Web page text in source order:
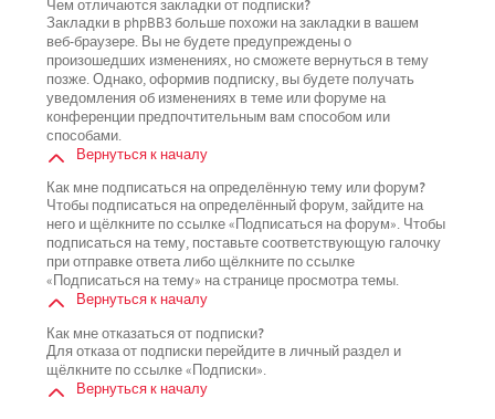
Чем отличаются закладки от подписки?
Закладки в phpBB3 больше похожи на закладки в вашем
веб-браузере. Вы не будете предупреждены о
произошедших изменениях, но сможете вернуться в тему
позже. Однако, оформив подписку, вы будете получать
уведомления об изменениях в теме или форуме на
конференции предпочтительным вам способом или
способами.
Вернуться к началу
Как мне подписаться на определённую тему или форум?
Чтобы подписаться на определённый форум, зайдите на
него и щёлкните по ссылке «Подписаться на форум». Чтобы
подписаться на тему, поставьте соответствующую галочку
при отправке ответа либо щёлкните по ссылке
«Подписаться на тему» на странице просмотра темы.
Вернуться к началу
Как мне отказаться от подписки?
Для отказа от подписки перейдите в личный раздел и
щёлкните по ссылке «Подписки».
Вернуться к началу